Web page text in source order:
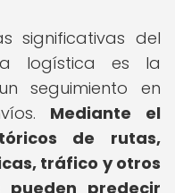
significativas del
logística es la
seguimiento en
Mediante el
de rutas,
tráfico y otros
pueden predecir